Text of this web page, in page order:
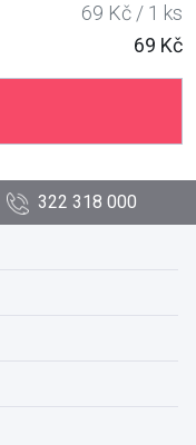
69 Kč / 1 ks
69 Kč
322 318 000